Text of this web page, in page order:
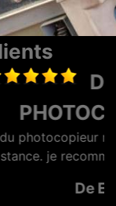
l'assistance à
pro"